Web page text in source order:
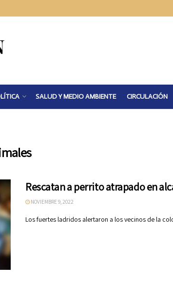
SALUD Y MEDIO AMBIENTE CIRCULACIÓN
Rescatan a perrito atrapado en
NOVIEMBRE 9, 2022
Los fuertes ladridos alertaron a los vecinos de la